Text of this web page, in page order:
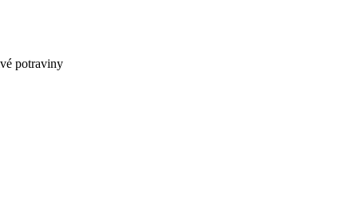
potraviny